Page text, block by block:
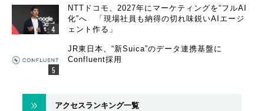
NTTドコモ、2027年にマーケティングを“フルAI
化”へ 「現場社員も納得の切れ味鋭いAIエージ
ェント作る」
JR東日本、“新Suica”のデータ連携基盤に
Confluent採用
アクセスランキング一覧